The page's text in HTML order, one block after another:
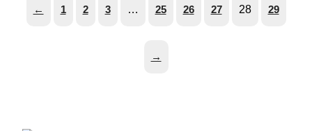
← 1 2 3 … 25 26 27 28 29
→